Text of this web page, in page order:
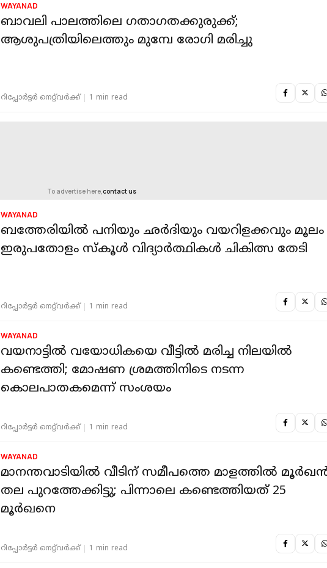
WAYANAD
ബാവലി പാലത്തിലെ ഗതാഗതക്കുരുക്ക്;
ആശുപത്രിയിലെത്തും മുമ്പേ രോഗി മരിച്ചു
റിപ്പോർട്ടർ നെറ്റ്‌വര്‍ക്ക്‌ 1 min read
To advertise here,contact us
WAYANAD
ബത്തേരിയില്‍ പനിയും ഛര്‍ദിയും വയറിളക്കവും മൂലം
ഇരുപതോളം സ്‌കൂള്‍ വിദ്യാര്‍ത്ഥികള്‍ ചികിത്സ തേടി
റിപ്പോർട്ടർ നെറ്റ്‌വര്‍ക്ക്‌ 1 min read
WAYANAD
വയനാട്ടിൽ വയോധികയെ വീട്ടിൽ മരിച്ച നിലയിൽ
കണ്ടെത്തി; മോഷണ ശ്രമത്തിനിടെ നടന്ന
കൊലപാതകമെന്ന് സംശയം
റിപ്പോർട്ടർ നെറ്റ്‌വര്‍ക്ക്‌ 1 min read
WAYANAD
മാനന്തവാടിയില്‍ വീടിന് സമീപത്തെ മാളത്തിൽ
തല പുറത്തേക്കിട്ടു; പിന്നാലെ കണ്ടെത്തിയത് 25
മൂര്‍ഖനെ
റിപ്പോർട്ടർ നെറ്റ്‌വര്‍ക്ക്‌ 1 min read